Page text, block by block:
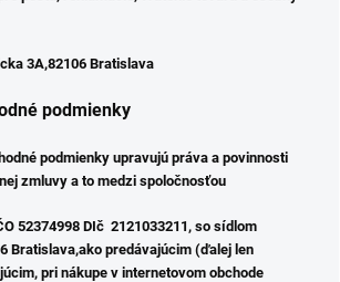
3A,82106 Bratislava
podmienky
podmienky upravujú práva a povinnosti
zmluvy a to medzi spoločnosťou
52374998 DIč 2121033211, so sídlom
Bratislava,ako predávajúcim (ďalej len
pri nákupe v internetovom obchode